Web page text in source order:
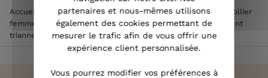
Accueil Accessoires de mode femme >Bijoux femme
Collier
femme
Collier acier femme >Collier MILE MILA acier argent
trianneaux
partenaires et nous-mêmes utilisons
également des cookies permettant de
mesurer le trafic afin de vous offrir une
expérience client personnalisée.
Vous pourrez modifier vos préférences à